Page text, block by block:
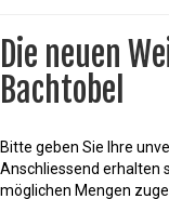
Die neuen
Bachtobel
Bitte geben Sie Ihre
Anschliessend erhalten
möglichen Mengen